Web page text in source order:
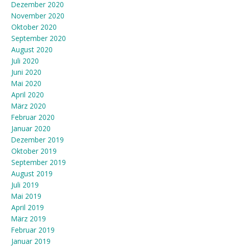
Dezember 2020
November 2020
Oktober 2020
September 2020
August 2020
Juli 2020
Juni 2020
Mai 2020
April 2020
März 2020
Februar 2020
Januar 2020
Dezember 2019
Oktober 2019
September 2019
August 2019
Juli 2019
Mai 2019
April 2019
März 2019
Februar 2019
Januar 2019